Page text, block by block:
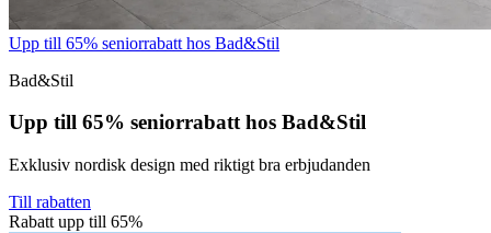
Upp till 65% seniorrabatt hos Bad&Stil
Bad&Stil
Upp till 65% seniorrabatt hos Bad&Stil
Exklusiv nordisk design med riktigt bra erbjudanden
Till rabatten
Rabatt upp till 65%